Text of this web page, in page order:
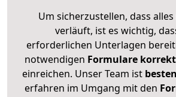
Um sicherzustellen, dass
verläuft, ist es wichtig,
erforderlichen Unterlagen
notwendigen Formulare korrekt
einreichen. Unser Team ist
erfahren im Umgang mit den